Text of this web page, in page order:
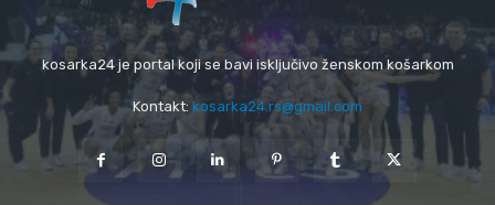
kosarka24 je portal koji se bavi isključivo ženskom košarkom
Kontakt: kosarka24.rs@gmail.com